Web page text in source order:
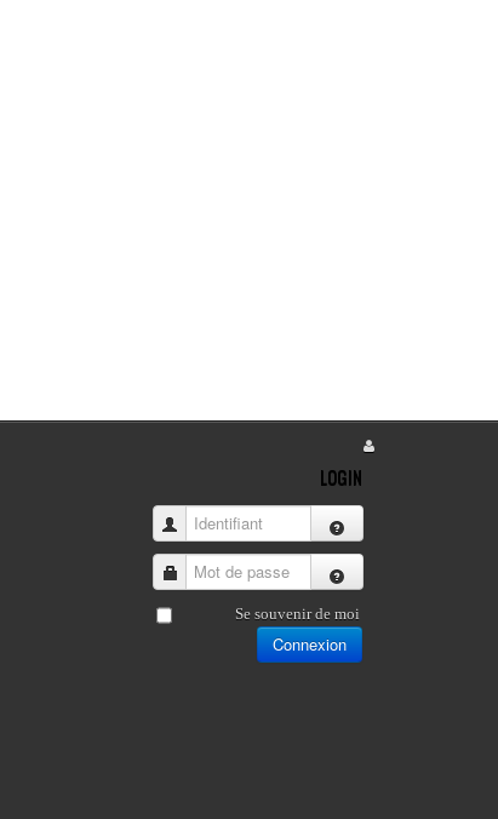
LOGIN
Identifiant
Mot de passe
Se souvenir de moi
Connexion